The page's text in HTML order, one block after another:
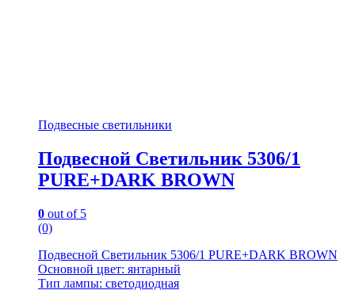
Подвесные светильники
Подвесной Светильник 5306/1
PURE+DARK BROWN
0 out of 5
(0)
Подвесной Светильник 5306/1 PURE+DARK BROWN
Основной цвет: янтарный
Тип лампы: светодиодная